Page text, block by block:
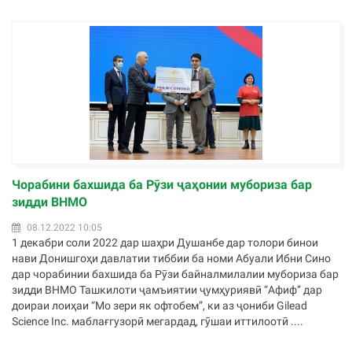
Чорабини бахшида ба Рӯзи ҷаҳонии мубориза бар
зидди ВНМО
08.12.2022 10:05
1 декабри соли 2022 дар шаҳри Душанбе дар толори бинои
нави Донишгоҳи давлатии тиббии ба номи Абуали Ибни Сино
дар чорабинии бахшида ба Рӯзи байналмилалии мубориза бар
зидди ВНМО Ташкилоти ҷамъиятии ҷумҳуриявӣ “Афиф” дар
доираи лоиҳаи “Мо зери як офтобем”, ки аз ҷониби Gilead
Science Inc. маблағгузорӣ мегардад, гӯшаи иттилоотӣ ....